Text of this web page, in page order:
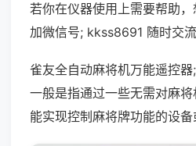
若你在仪器使用上需要帮助
加微信号; kkss8691 随时交流
雀友全自动麻将机万能遥控
一般是指通过一些无需对麻
能实现控制麻将牌功能的设备